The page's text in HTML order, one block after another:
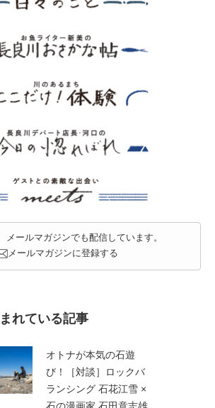
メールマガジンでも配信しています。
メールマガジンに登録する
れている記事
オトナが本気の石遊
び！［対談］ロックバ
ランシング 石花江雪 ×